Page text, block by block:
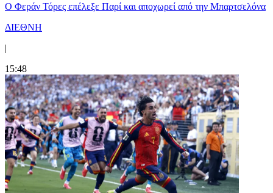
Ο Φεράν Τόρες επέλεξε Παρί και αποχωρεί από την Μπαρτσελόνα
ΔΙΕΘΝΗ
|
15:48